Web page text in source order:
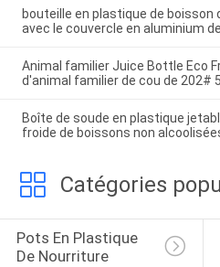
bouteille en plastique de boisson
avec le couvercle en aluminium
Animal familier Juice Bottle Eco
d'animal familier de cou de 202#
Boîte de soude en plastique
froide de boissons non
Catégories
Pots En Plastique
De Nourriture